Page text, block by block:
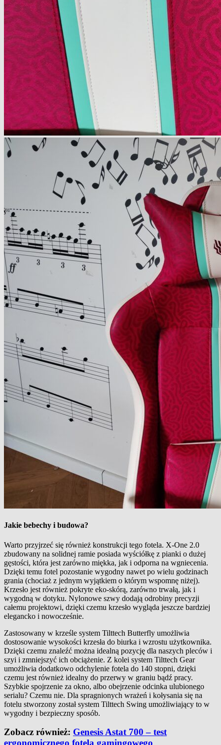
Jakie bebechy i budowa?
Warto przyjrzeć się również konstrukcji tego fotela. X-One 2.0
zbudowany na solidnej ramie posiada wyściółkę z pianki o dużej
gęstości, która jest zarówno miękka, jak i odporna na wgniecenia.
Dzięki temu fotel pozostanie wygodny nawet po wielu godzinach
grania (chociaż z jednym wyjątkiem o którym wspomnę niżej).
Krzesło jest również pokryte eko-skórą, zarówno trwałą, jak i
wygodną w dotyku. Nylonowe szwy dodają odrobiny precyzji
całemu projektowi, dzięki czemu krzesło wygląda jeszcze bardziej
elegancko i nowocześnie.
Zastosowany w krześle system Tilttech Butterfly umożliwia
dostosowanie wysokości krzesła do biurka i wzrostu użytkownika.
Dzięki czemu znaleźć można idealną pozycję dla naszych pleców i
szyi i zmniejszyć ich obciążenie. Z kolei system Tilttech Gear
umożliwia dodatkowo odchylenie fotela do 140 stopni, dzięki
czemu jest również idealny do przerwy w graniu bądź pracy.
Szybkie spojrzenie za okno, albo obejrzenie odcinka ulubionego
serialu? Czemu nie. Dla spragnionych wrażeń i kołysania się na
fotelu stworzony został system Tilttech Swing umożliwiający to w
wygodny i bezpieczny sposób.
Zobacz również: Genesis Astat 700 – test